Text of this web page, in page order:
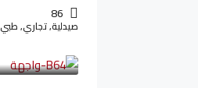
86
صيدلية, تجاري, طبي